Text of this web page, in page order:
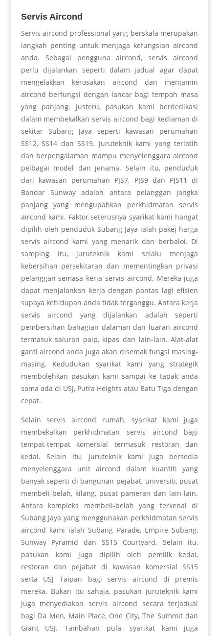
Servis Aircond
Servis aircond professional yang berskala merupakan
langkah penting untuk menjaga kefungsian aircond
anda. Sebagai pengguna aircond, servis aircond
perlu dijalankan seperti dalam jadual agar dapat
mengelakkan kerosakan aircond dan menjamin
aircond berfungsi dengan lancar bagi tempoh masa
yang panjang. Justeru, pasukan kami berdedikasi
dalam membekalkan servis aircond bagi kediaman di
sekitar Subang Jaya seperti kawasan perumahan
SS12, SS14 dan SS19. Juruteknik kami yang terlatih
dan berpengalaman mampu menyelenggara aircond
pelbagai model dan jenama. Selain itu, penduduk
dari kawasan perumahan PJS7, PJS9 dan PJS11 di
Bandar Sunway adalah antara pelanggan jangka
panjang yang mengupahkan perkhidmatan servis
aircond kami. Faktor seterusnya syarikat kami hangat
dipilih oleh penduduk Subang Jaya ialah pakej harga
servis aircond kami yang menarik dan berbaloi. Di
samping itu, juruteknik kami selalu menjaga
kebersihan persekitaran dan mementingkan privasi
pelanggan semasa kerja servis aircond. Mereka juga
dapat menjalankan kerja dengan pantas lagi efisien
supaya kehidupan anda tidak terganggu. Antara kerja
servis aircond yang dijalankan adalah seperti
pembersihan bahagian dalaman dan luaran aircond
termasuk saluran paip, kipas dan lain-lain. Alat-alat
ganti aircond anda juga akan disemak fungsi masing-
masing. Kedudukan syarikat kami yang strategik
membolehkan pasukan kami sampai ke tapak anda
sama ada di USJ, Putra Heights atau Batu Tiga dengan
cepat.
Selain servis aircond rumah, syarikat kami juga
membekalkan perkhidmatan servis aircond bagi
tempat-tempat komersial termasuk restoran dan
kedai. Selain itu, juruteknik kami juga bersedia
menyelenggara unit aircond dalam kuantiti yang
banyak seperti di bangunan pejabat, universiti, pusat
membeli-belah, kilang, pusat pameran dan lain-lain.
Antara kompleks membeli-belah yang terkenal di
Subang Jaya yang menggunakan perkhidmatan servis
aircond kami ialah Subang Parade, Empire Subang,
Sunway Pyramid dan SS15 Courtyard. Selain itu,
pasukan kami juga dipilih oleh pemilik kedai,
restoran dan pejabat di kawasan komersial SS15
serta USJ Taipan bagi servis aircond di premis
mereka. Bukan itu sahaja, pasukan juruteknik kami
juga menyediakan servis aircond secara terjadual
bagi Da Men, Main Place, One City, The Summit dan
Giant USJ. Tambahan pula, syarikat kami juga